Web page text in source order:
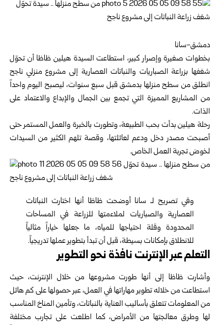
دمشق-سانا
بخطوات صغيرة وإصرار كبير، استطاعت السيدة هيلين ظاظا أن تحوّل
شغفها بزراعة الصباريات والنباتات العصارية إلى مشروع منزلي ناجح
انطلق من سطح منزلها بدمشق قبل سبع سنوات، ليصبح اليوم واحداً
من المشاريع المميزة التي تجمع بين الجمال والإبداع والاعتماد على
الذات.
رحلة هيلين بدأت بحب الطبيعة، وتطورت بالخبرة والعمل المستمر حتى
أصبحت مصدر دخل ودعم لعائلتها، وقصة تلهم الكثير من السيدات
لخوض تجربة العمل الخاص.
وفي تصريح لـ سانا أوضحت ظاظا أنها اختارت النباتات
العصارية والصباريات لملاءمتها للزراعة في المساحات
المحدودة وقلة احتياجها للمياه، ما جعلها خياراً مثالياً
للانطلاق بإمكانات بسيطة، قبل أن تبدأ بتطوير عملها تدريجياً.
التعلم عبر الإنترنت نافذة نحو التطوير
وأشارت ظاظا إلى أنها طورت مشروعها من خلال الإنترنت، حيث
استطاعت من خلاله تطوير مهاراتها في العمل، عبر حصولها على كم هائل
من المعلومات تتعلق بأساليب العناية بالنباتات، وتأمين المناخ المناسب
لها وطرق معالجتها من الأمراض، كما اطلعت على تجارب مختلفة